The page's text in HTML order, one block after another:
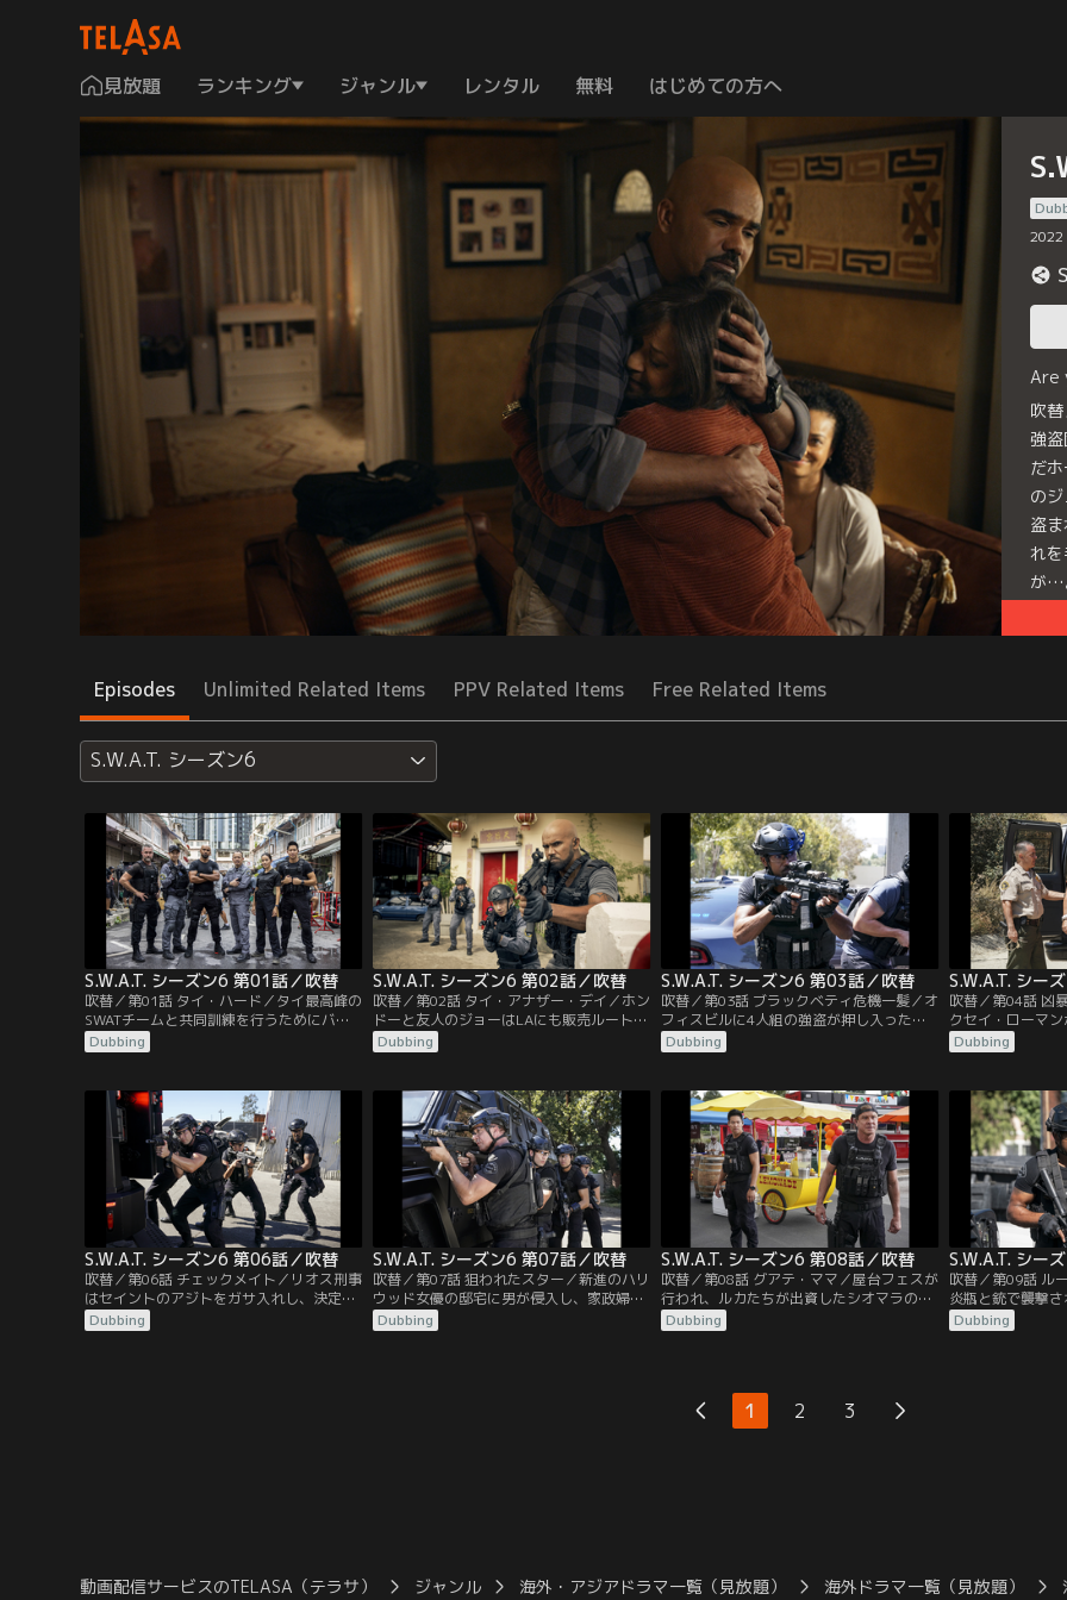
見放題 ランキング ジャンル レンタル 無料 はじめての方へ
2022
Are
吹
強
だ
の
盗
れ
が…
Episodes Unlimited Related Items PPV Related Items Free Related Items
S.W.A.T. シーズン6
S.W.A.T. シーズン6 第01話／吹替
吹替／第01話 タイ・ハード／タイ最高峰の
SWATチームと共同訓練を行うためにバン
コクを訪れたホンドーとディーコンとタ
ン。仕事が終わった週末、ホンドーはニシ
遊びに行く。ジョーは国境付近で麻薬取り
締まりの仕事をしていた。ホンドーは、最
近LAで流通している…。
Dubbing
S.W.A.T. シーズン6 第02話／吹替
吹替／第02話 タイ・アナザー・デイ／ホン
ドーと友人のジョーはLAにも販売ルートを
持つミャンマーの麻薬王ゾー・ミンに捕ら
えられるが、無事に救出される。だが少年
ィーコン、タンと共にタイに残り、テトと
弟のウィンを救出すべくタイのSWATと協
力してゾー・ミンを追う。一方、LAに戻っ
たメンバーは…。
Dubbing
S.W.A.T. シーズン6 第03話／吹替
吹替／第03話 ブラックベティ危機一髪／オ
フィスビルに4人組の強盗が押し入った。1
人が撃たれたとの通報を受けてチームはブ
ラックベティで現場に急行する。だがケガ
いことが判明。誤報だと知って外に飛び出
すが、既に犯人たちはブラックベティを奪
って去った後だった。チームは元ロス市警
の同僚で今はFBI捜査官のバスケスと…。
Dubbing
S.W.A.T. シー
吹替／第04話 凶
クセイ・ローマ
察を案内するた
が、仲間がヘリ
ストリートのロ
ゲル・アルファ
るが、ストリー
は昔付き合って
Dubbing
S.W.A.T. シーズン6 第06話／吹替
吹替／第06話 チェックメイト／リオス刑事
はセイントのアジトをガサ入れし、決定的
な証拠を入手する。ラップトップPCとロッ
ク解除に必要なフラッシュドライブだ。だ
Dubbing
S.W.A.T. シーズン6 第07話／吹替
吹替／第07話 狙われたスター／新進のハリ
ウッド女優の邸宅に男が侵入し、家政婦が
殺される無残な事件が発生した。現場に駆
けつけたホンドーたちは、女優の命を救
Dubbing
S.W.A.T. シーズン6 第08話／吹替
吹替／第08話 グアテ・ママ／屋台フェスが
行われ、ルカたちが出資したシオマラの屋
台「グアテ・ママ」も出店する。その会場
で、ある屋台が4人組強盗に襲われる。レ
盗の狙いがアボカドに隠されたドラッグだ
ったことが判明する。
Dubbing
S.W.A.T. シー
吹替／第09話 ル
炎瓶と銃で襲撃
傷した警備員が
でヒスパニック
Dubbing
1 2 3
動画配信サービスのTELASA（テラサ） ジャンル 海外・アジアドラマ一覧（見放題） 海外ドラマ一覧（見放題）